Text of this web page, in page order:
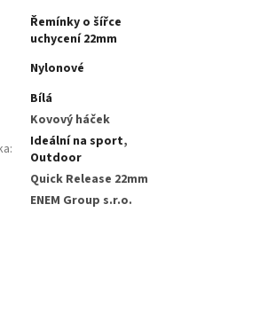
Řemínky o šířce
uchycení 22mm
Nylonové
Bílá
Kovový háček
: Ideální na sport,
Outdoor
Quick Release 22mm
ENEM Group s.r.o.